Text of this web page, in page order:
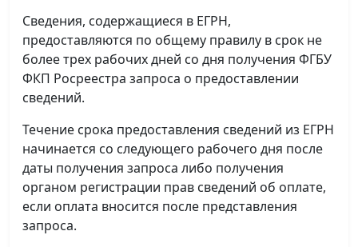
Сведения, содержащиеся в ЕГРН,
предоставляются по общему правилу в срок не
более трех рабочих дней со дня получения ФГБУ
ФКП Росреестра запроса о предоставлении
сведений.
Течение срока предоставления сведений из ЕГРН
начинается со следующего рабочего дня после
даты получения запроса либо получения
органом регистрации прав сведений об оплате,
если оплата вносится после представления
запроса.